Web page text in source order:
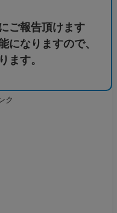
にご報告頂けます
になりますので、
ます。
ク